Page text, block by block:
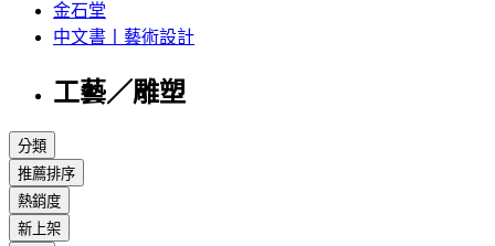
金石堂
中文書丨藝術設計
工藝／雕塑
分類
推薦排序
熱銷度
新上架